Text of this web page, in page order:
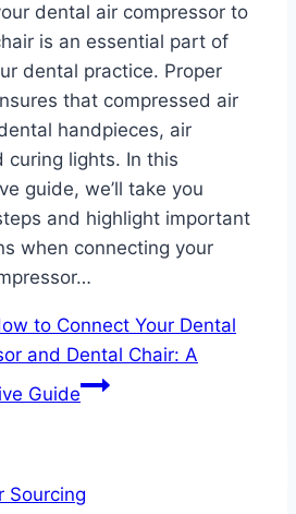
dental air compressor to
is an essential part of
dental practice. Proper
that compressed air
handpieces, air
curing lights. In this
guide, we’ll take you
and highlight important
when connecting your
to Connect Your Dental
and Dental Chair: A
Guide
Sourcing